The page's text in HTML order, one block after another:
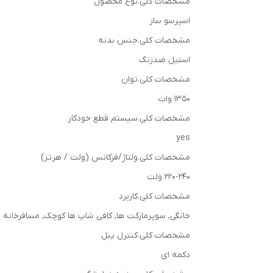
اسپرسو ساز
مشخصات کلی.جنس بدنه
استیل ضدزنگ
مشخصات کلی.توان
1350 وات
مشخصات کلی.سیستم قطع خودکار
yes
مشخصات کلی.ولتاژ/فرکانس (ولت / هرتز)
220-240 ولت
مشخصات کلی.کاربرد
خانگی, سوپرمارکت ها, کافی شاپ ها کوچک, مسافرخانه
مشخصات کلی.کنترل پنل
دکمه ای